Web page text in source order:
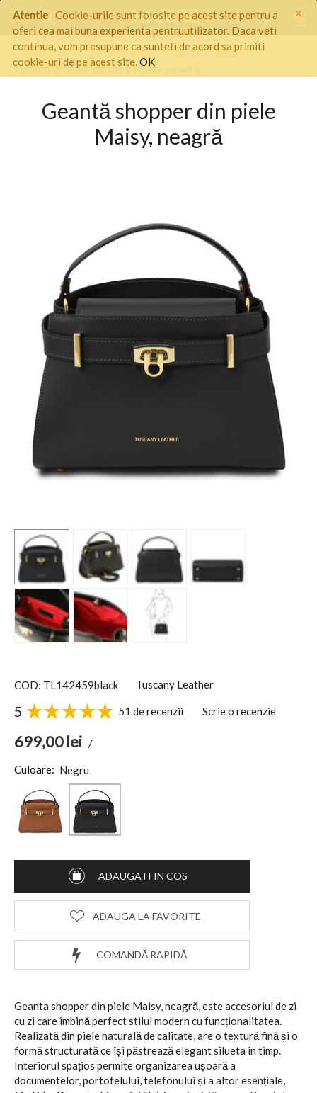
×
Atentie Cookie-urile sunt folosite pe acest site pentru a
oferi cea mai buna experienta pentruutilizator. Daca veti
continua, vom presupune ca sunteti de acord sa primiti
cookie-uri de pe acest site.OK
Pagina start / GENTI DAMA / Genti de mana /
Geantă shopper din piele Maisy, neagră
Geantă shopper din piele
Maisy, neagră
COD: TL142459black Tuscany Leather
5 51 de recenzii Scrie o recenzie
699,00lei /
Culoare: Negru
ADAUGATI IN COS
COMANDĂ RAPIDĂ
ADAUGA LA FAVORITE
Geanta shopper din piele Maisy, neagră, este accesoriul de zi
cu zi care îmbină perfect stilul modern cu funcționalitatea.
Realizată din piele naturală de calitate, are o textură fină și o
formă structurată ce își păstrează elegant silueta în timp.
Interiorul spațios permite organizarea ușoară a
documentelor, portofelului, telefonului și a altor esențiale,